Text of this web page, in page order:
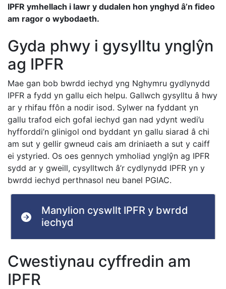
IPFR ymhellach i lawr y dudalen hon ynghyd â’n fideo
am ragor o wybodaeth.
Gyda phwy i gysylltu ynglŷn
ag IPFR
Mae gan bob bwrdd iechyd yng Nghymru gydlynydd
IPFR a fydd yn gallu eich helpu. Gallwch gysylltu â hwy
ar y rhifau ffôn a nodir isod. Sylwer na fyddant yn
gallu trafod eich gofal iechyd gan nad ydynt wedi’u
hyfforddi’n glinigol ond byddant yn gallu siarad â chi
am sut y gellir gwneud cais am driniaeth a sut y caiff
ei ystyried. Os oes gennych ymholiad ynglŷn ag IPFR
sydd ar y gweill, cysylltwch â’r cydlynydd IPFR yn y
bwrdd iechyd perthnasol neu banel PGIAC.
Manylion cyswllt IPFR y bwrdd
iechyd
Cwestiynau cyffredin am
IPFR